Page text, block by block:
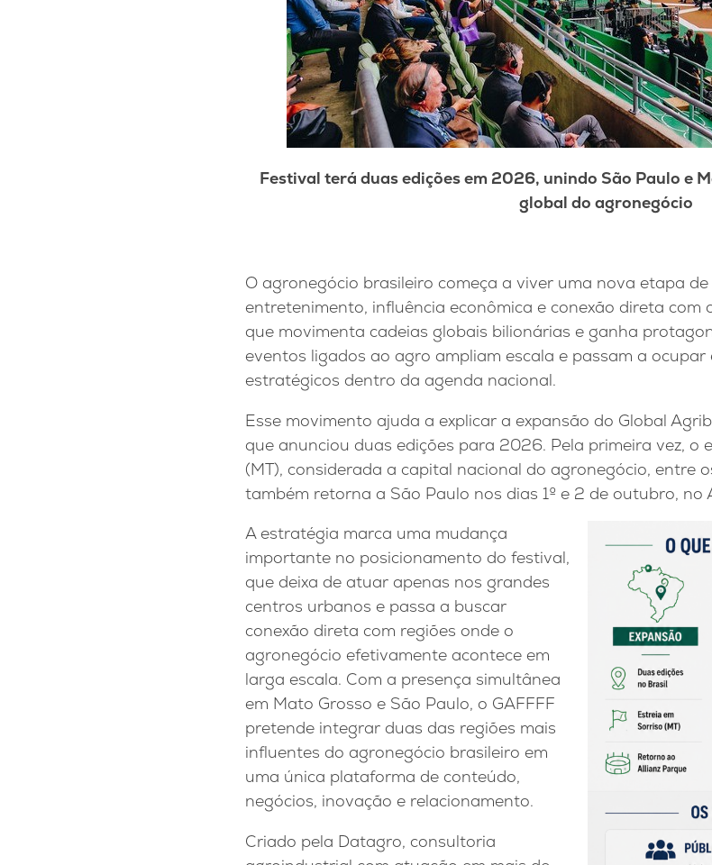
Festival terá duas edições em 2026, unindo São Paulo e
global do agronegócio
O agronegócio brasileiro começa a viver uma nova etapa
entretenimento, influência econômica e conexão direta com
que movimenta cadeias globais bilionárias e ganha
eventos ligados ao agro ampliam escala e passam a ocupar
estratégicos dentro da agenda nacional.
Esse movimento ajuda a explicar a expansão do Global
que anunciou duas edições para 2026. Pela primeira vez, o
(MT), considerada a capital nacional do agronegócio, entre
também retorna a São Paulo nos dias 1º e 2 de outubro, no
A estratégia marca uma mudança
importante no posicionamento do festival,
que deixa de atuar apenas nos grandes
centros urbanos e passa a buscar
conexão direta com regiões onde o
agronegócio efetivamente acontece em
larga escala. Com a presença simultânea
em Mato Grosso e São Paulo, o GAFFFF
pretende integrar duas das regiões mais
influentes do agronegócio brasileiro em
uma única plataforma de conteúdo,
negócios, inovação e relacionamento.
Criado pela Datagro, consultoria